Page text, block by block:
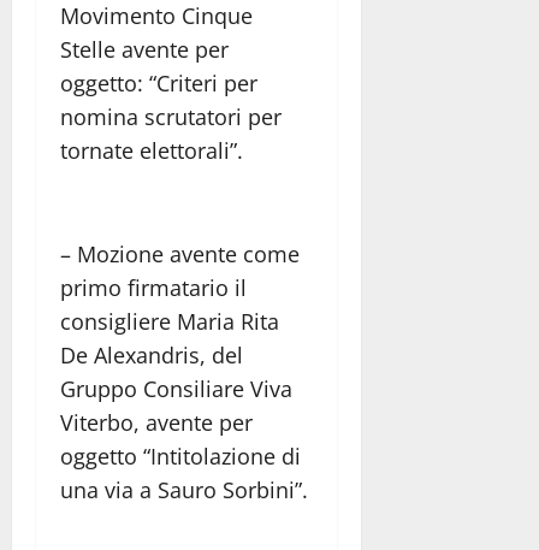
Movimento Cinque
Stelle avente per
oggetto: “Criteri per
nomina scrutatori per
tornate elettorali”.
– Mozione avente come
primo firmatario il
consigliere Maria Rita
De Alexandris, del
Gruppo Consiliare Viva
Viterbo, avente per
oggetto “Intitolazione di
una via a Sauro Sorbini”.